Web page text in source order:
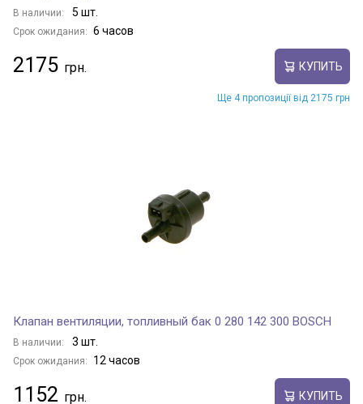
В наличии: 5 шт.
Срок ожидания: 6 часов
2175 КУПИТЬ
Ще 4 пропозиції від 2175 грн
Клапан вентиляции, топливный бак 0 280 142 300 BOSCH
В наличии: 3 шт.
Срок ожидания: 12 часов
1152 КУПИТЬ